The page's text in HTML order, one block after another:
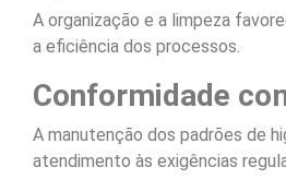
A organização e a limpeza
a eficiência dos processos.
Conformidade
A manutenção dos padrões de
atendimento às exigências